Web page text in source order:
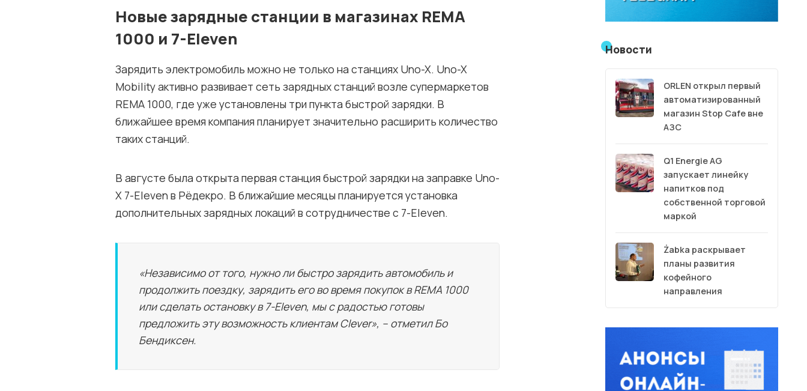
Новые зарядные станции в магазинах REMA
1000 и 7-Eleven
Зарядить электромобиль можно не только на станциях Uno-X. Uno-X
Mobility активно развивает сеть зарядных станций возле супермаркетов
REMA 1000, где уже установлены три пункта быстрой зарядки. В
ближайшее время компания планирует значительно расширить количество
таких станций.
В августе была открыта первая станция быстрой зарядки на заправке Uno-
X 7-Eleven в Рёдекро. В ближайшие месяцы планируется установка
дополнительных зарядных локаций в сотрудничестве с 7-Eleven.
«Независимо от того, нужно ли быстро зарядить автомобиль и
продолжить поездку, зарядить его во время покупок в REMA 1000
или сделать остановку в 7-Eleven, мы с радостью готовы
предложить эту возможность клиентам Clever», – отметил Бо
Бендиксен.
Новости
ORLEN открыл первый
автоматизированный
магазин Stop Cafe вне
АЗС
Q1 Energie AG
запускает линейку
напитков под
собственной торговой
маркой
Żabka раскрывает
планы развития
кофейного
направления